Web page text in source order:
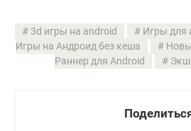
3d игры на android
Игры для
Игры на Андроид без кеша
Раннер для Android